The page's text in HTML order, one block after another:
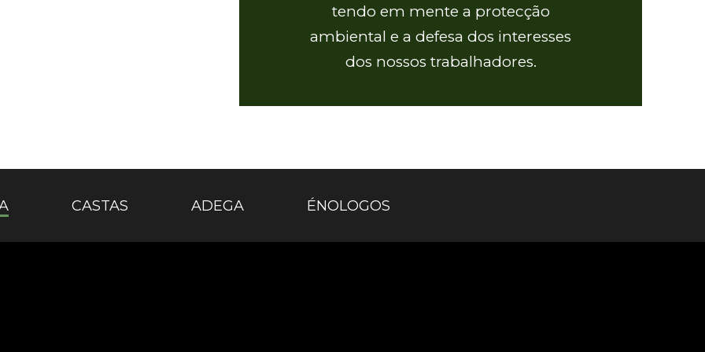
tendo em mente a protecção
ambiental e a defesa dos interesses
dos nossos trabalhadores.
CASTAS ADEGA ÉNOLOGOS